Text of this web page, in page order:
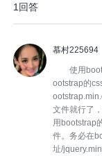
1回答
慕村225694
使用
ootstrap的
文件就行了
用bootstrap
件。务必在
址/